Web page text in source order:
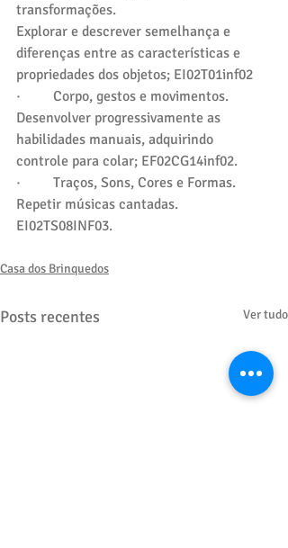
transformações.
Explorar e descrever semelhança e
diferenças entre as características e
propriedades dos objetos; EI02T01inf02
·         Corpo, gestos e movimentos.
Desenvolver progressivamente as
habilidades manuais, adquirindo
controle para colar; EF02CG14inf02.
·         Traços, Sons, Cores e Formas.
Repetir músicas cantadas.
EI02TS08INF03.
Casa dos Brinquedos
Posts recentes Ver tudo